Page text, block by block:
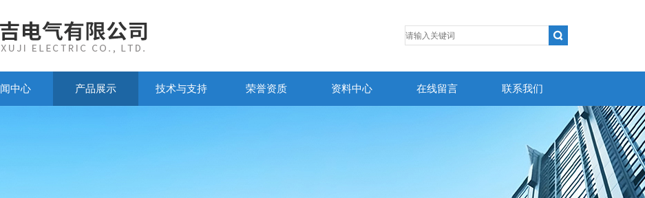
中心 产品展示 技术与支持 荣誉资质 资料中心 在线留言 联系我们